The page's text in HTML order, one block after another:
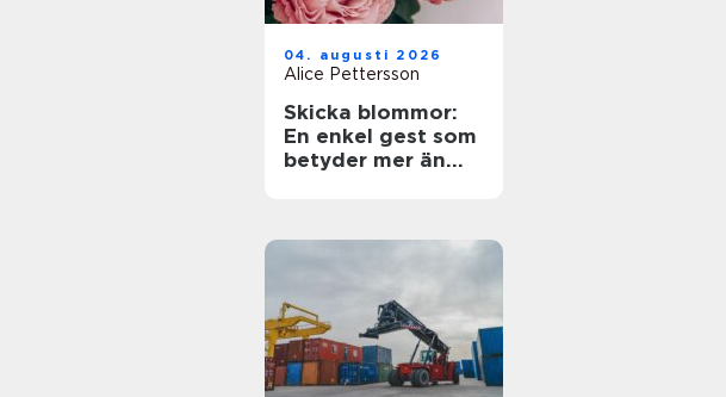
04. augusti 2026
Alice Pettersson
Skicka blommor:
En enkel gest som
betyder mer än